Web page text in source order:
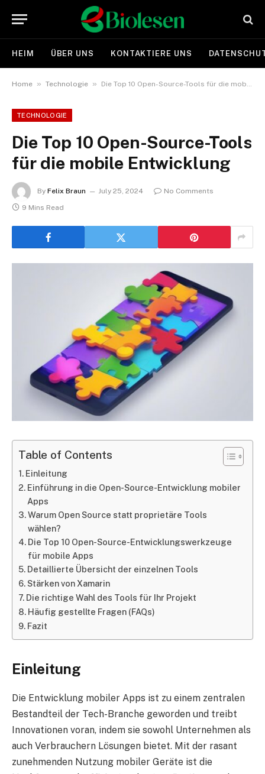
HEIM ÜBER UNS KONTAKTIERE UNS
Home » Technologie » Die Top 10 Open-Source-Tools für die mobile Entwicklung
TECHNOLOGIE
Die Top 10 Open-Source-Tools
für die mobile Entwicklung
By Felix Braun July 25, 2024
No Comments
9 Mins Read
Table of Contents
Einleitung
Einführung in die Open-Source-Entwicklung mobiler
Apps
Warum Open Source statt proprietäre Tools
wählen?
Die Top 10 Open-Source-Entwicklungswerkzeuge
für mobile Apps
Detaillierte Übersicht der einzelnen Tools
Stärken von Xamarin
Die richtige Wahl des Tools für Ihr Projekt
Häufig gestellte Fragen (FAQs)
Fazit
Einleitung
Die Entwicklung mobiler Apps ist zu einem zentralen
Bestandteil der Tech-Branche geworden und treibt
Innovationen voran, indem sie sowohl Unternehmen als
auch Verbrauchern Lösungen bietet. Mit der rasant
zunehmenden Nutzung mobiler Geräte ist die